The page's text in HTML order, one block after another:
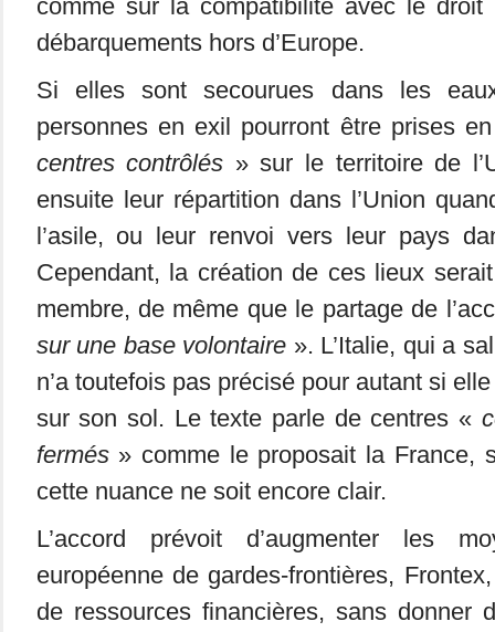
comme sur la compatibilité avec le droit
débarquements hors d’Europe.
Si elles sont secourues dans les
personnes en exil pourront être prises
centres contrôlés » sur le territoire de
ensuite leur répartition dans l’Union
l’asile, ou leur renvoi vers leur pays
Cependant, la création de ces lieux
membre, de même que le partage de
sur une base volontaire ». L’Italie, qui a
n’a toutefois pas précisé pour autant si
sur son sol. Le texte parle de centres «
fermés» comme le proposait la France,
cette nuance ne soit encore clair.
L’accord prévoit d’augmenter les
européenne de gardes-frontières,
de ressources financières, sans donner